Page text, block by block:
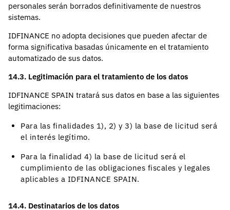
personales serán borrados definitivamente de nuestros
sistemas.
IDFINANCE no adopta decisiones que pueden afectar de
forma significativa basadas únicamente en el tratamiento
automatizado de sus datos.
14.3. Legitimación para el tratamiento de los datos
IDFINANCE SPAIN tratará sus datos en base a las siguientes
legitimaciones:
Para las finalidades 1), 2) y 3) la base de licitud será
el interés legítimo.
Para la finalidad 4) la base de licitud será el
cumplimiento de las obligaciones fiscales y legales
aplicables a IDFINANCE SPAIN.
14.4. Destinatarios de los datos